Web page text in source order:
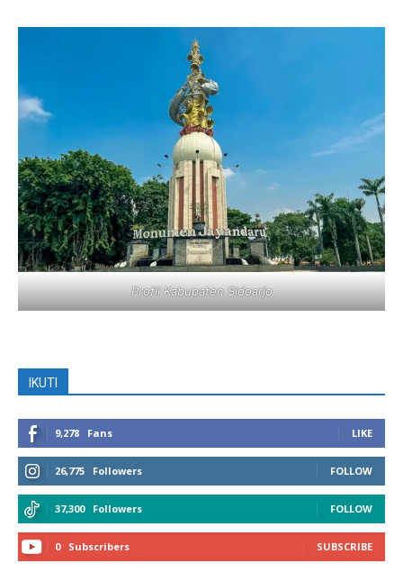
Profil Kabupaten Sidoarjo
IKUTI
9,278 Fans LIKE
26,775 Followers FOLLOW
37,300 Followers FOLLOW
0 Subscribers SUBSCRIBE